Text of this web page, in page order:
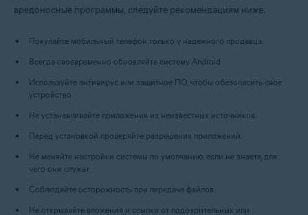
вредоносные программы, следуйте рекомендациям ниже.
Покупайте мобильный телефон только у надежного продавца.
Всегда своевременно обновляйте систему Android.
Используйте антивирус или защитное ПО, чтобы обезопасить свое
устройство.
Не устанавливайте приложения из неизвестных источников.
Перед установкой проверяйте разрешения приложений.
Не меняйте настройки системы по умолчанию, если не знаете, для
чего они служат.
Соблюдайте осторожность при передаче файлов.
Не открывайте вложения и ссылки от подозрительных или